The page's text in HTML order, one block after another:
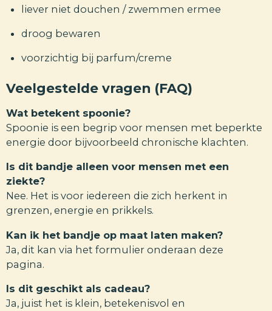
liever niet douchen / zwemmen ermee
droog bewaren
voorzichtig bij parfum/creme
Veelgestelde vragen (FAQ)
Wat betekent spoonie?
Spoonie is een begrip voor mensen met beperkte
energie door bijvoorbeeld chronische klachten.
Is dit bandje alleen voor mensen met een
ziekte?
Nee. Het is voor iedereen die zich herkent in
grenzen, energie en prikkels.
Kan ik het bandje op maat laten maken?
Ja, dit kan via het formulier onderaan deze
pagina.
Is dit geschikt als cadeau?
Ja, juist het is klein, betekenisvol en